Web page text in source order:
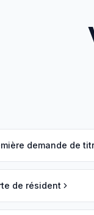
demande de
de résident